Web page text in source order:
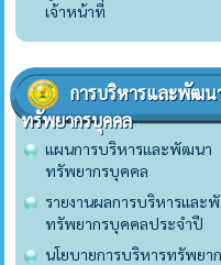
เจ้าหน้าที่
การบริหารและพัฒน
ทรัพยากรบุคคล
แผนการบริหารและพัฒนา
ทรัพยากรบุคคล
รายงานผลการบริหารและ
ทรัพยากรบุคคลประจำปี
นโยบายการบริหารทรัพยา